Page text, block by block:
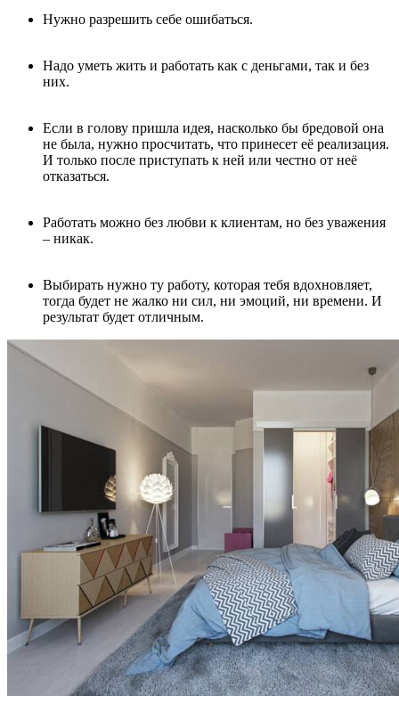
Нужно разрешить себе ошибаться.
Надо уметь жить и работать как с деньгами, так и без
них.
Если в голову пришла идея, насколько бы бредовой она
не была, нужно просчитать, что принесет её реализация.
И только после приступать к ней или честно от неё
отказаться.
Работать можно без любви к клиентам, но без уважения
– никак.
Выбирать нужно ту работу, которая тебя вдохновляет,
тогда будет не жалко ни сил, ни эмоций, ни времени. И
результат будет отличным.